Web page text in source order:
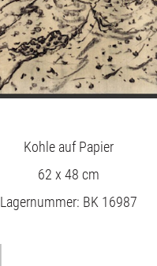
Kohle auf Papier
62 x 48 cm
Lagernummer: BK 16987